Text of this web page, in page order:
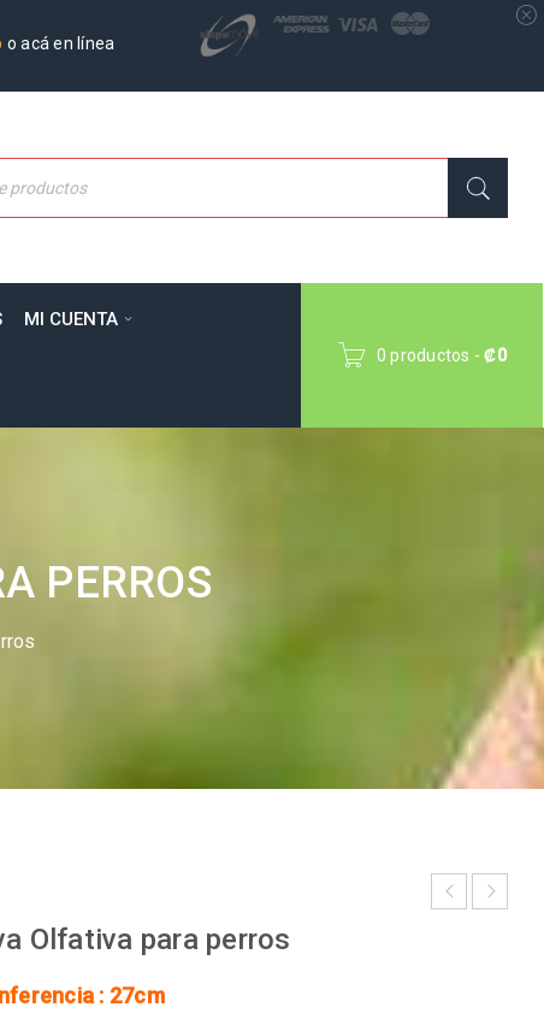
o acá en línea
MI CUENTA
0 productos - ₡0
PERROS
Olfativa para perros
: 27cm